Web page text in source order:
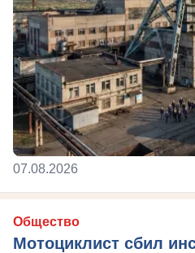
07.08.2026
Общество
Мотоциклист сбил